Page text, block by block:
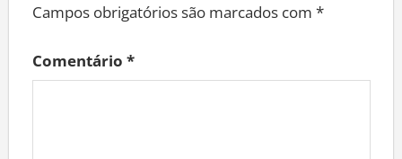
Campos obrigatórios são marcados com *
Comentário *